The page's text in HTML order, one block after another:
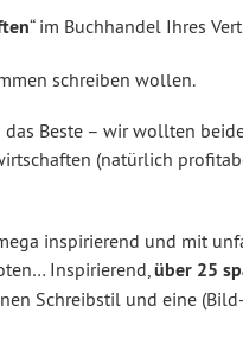
“ im Buchhandel Ihres
schreiben wollen.
Beste – wir wollten
(natürlich
inspirierend und mit
Inspirierend,über 25
Schreibstil und eine